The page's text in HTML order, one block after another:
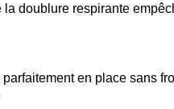
la doublure respirante
en place sans